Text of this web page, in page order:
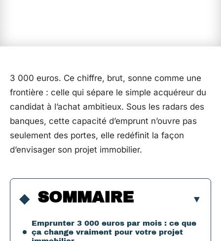
3 000 euros. Ce chiffre, brut, sonne comme une
frontière : celle qui sépare le simple acquéreur du
candidat à l’achat ambitieux. Sous les radars des
banques, cette capacité d’emprunt n’ouvre pas
seulement des portes, elle redéfinit la façon
d’envisager son projet immobilier.
SOMMAIRE
Emprunter 3 000 euros par mois : ce que
ça change vraiment pour votre projet